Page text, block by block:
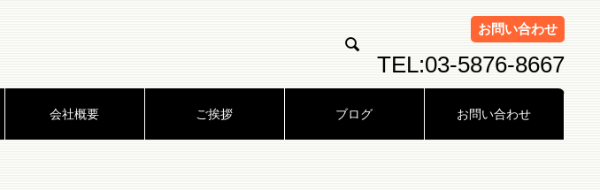

TEL:03-5876-8667
お問い合わせ
会社概要 ご挨拶 ブログ お問い合わせ